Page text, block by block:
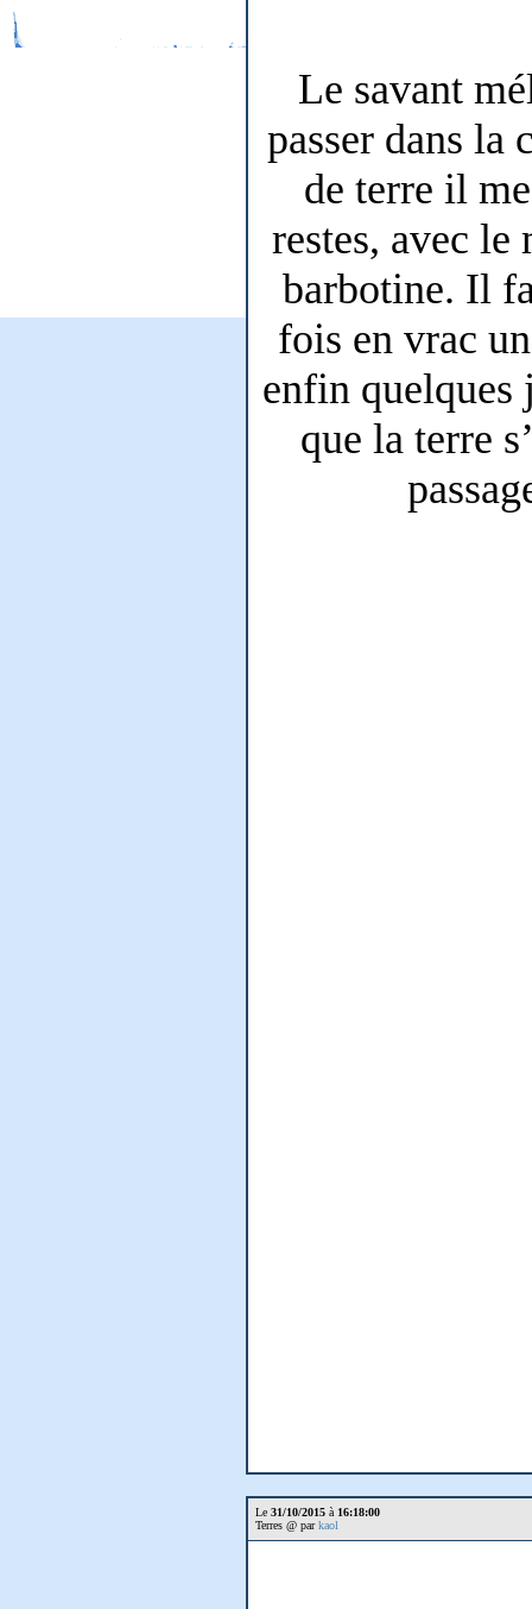
Le savant
passer dans la
de terre il
restes, avec le
barbotine. Il
fois en vrac
enfin quelques
que la terre
Le 31/10/2015à 16:18:00
Terres @ parkaol